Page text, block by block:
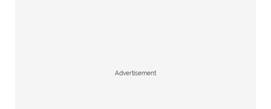
Advertisement